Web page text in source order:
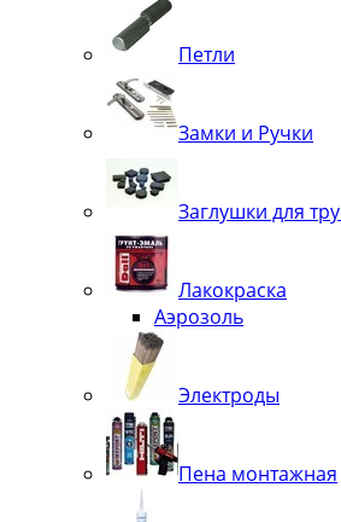
Петли
Замки и Ручки
Заглушки для
Лакокраска
Аэрозоль
Электроды
Пена монтажная